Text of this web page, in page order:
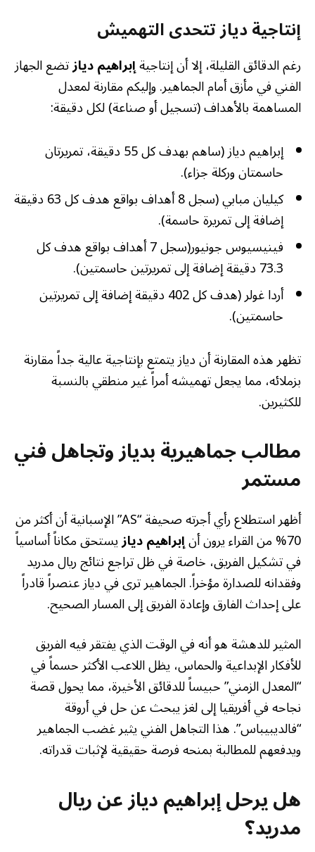
إنتاجية دياز تتحدى التهميش
رغم الدقائق القليلة، إلا أن إنتاجيةإبراهيم ديازتضع الجهاز
الفني في مأزق أمام الجماهير. وإليكم مقارنة لمعدل
المساهمة بالأهداف (تسجيل أو صناعة) لكل دقيقة:
إبراهيم دياز (ساهم بهدف كل 55 دقيقة، تمريرتان
حاسمتان وركلة جزاء).
كيليان مبابي (سجل 8 أهداف بواقع هدف كل 63 دقيقة
إضافة إلى تمريرة حاسمة).
فينيسيوس جونيور(سجل 7 أهداف بواقع هدف كل
73.3 دقيقة إضافة إلى تمريرتين حاسمتين).
أردا غولر (هدف كل 402 دقيقة إضافة إلى تمريرتين
حاسمتين).
تظهر هذه المقارنة أن دياز يتمتع بإنتاجية عالية جداً مقارنة
بزملائه، مما يجعل تهميشه أمراً غير منطقي بالنسبة
للكثيرين.
مطالب جماهيرية بدياز وتجاهل فني
مستمر
أظهر استطلاع رأي أجرته صحيفة “AS” الإسبانية أن أكثر من
70% من القراء يرون أن إبراهيم ديازيستحق مكاناً أساسياً
في تشكيل الفريق، خاصة في ظل تراجع نتائج ريال مدريد
وفقدانه للصدارة مؤخراً. الجماهير ترى في دياز عنصراً قادراً
على إحداث الفارق وإعادة الفريق إلى المسار الصحيح.
المثير للدهشة هو أنه في الوقت الذي يفتقر فيه الفريق
للأفكار الإبداعية والحماس، يظل اللاعب الأكثر حسماً في
“المعدل الزمني” حبيساً للدقائق الأخيرة، مما يحول قصة
نجاحه في أفريقيا إلى لغز يبحث عن حل في أروقة
“فالديبيباس”. هذا التجاهل الفني يثير غضب الجماهير
ويدفعهم للمطالبة بمنحه فرصة حقيقية لإثبات قدراته.
هل يرحل إبراهيم دياز عن ريال
مدريد؟